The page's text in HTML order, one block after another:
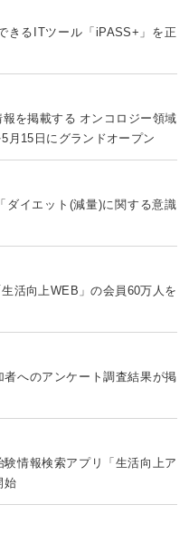
きるITツール「iPASS+」を正
を掲載する オンコロジー領域
月15日にグランドオープン
ダイエット(減量)に関する意識
活向上WEB」の会員60万人を
者へのアンケート調査結果が掲
情報検索アプリ「生活向上ア
始